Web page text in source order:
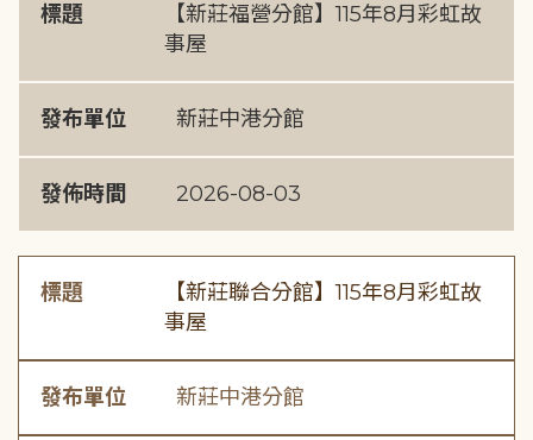
標題
【新莊福營分館】115年8月彩虹故
事屋
發布單位 新莊中港分館
發佈時間 2026-08-03
標題
【新莊聯合分館】115年8月彩虹故
事屋
發布單位 新莊中港分館